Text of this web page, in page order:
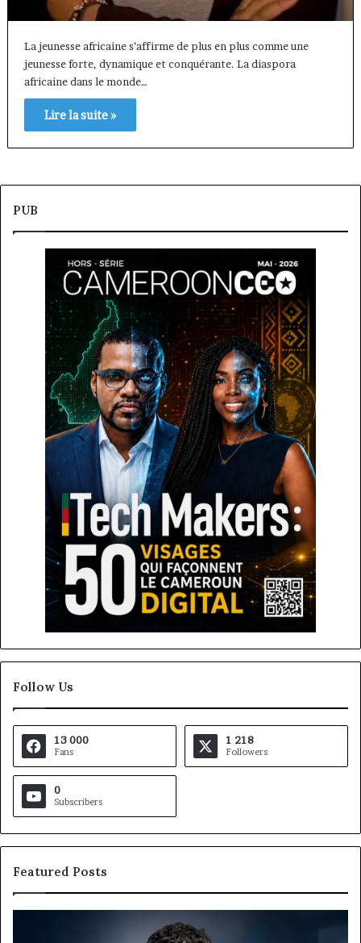
La jeunesse africaine s’affirme de plus en plus comme une
jeunesse forte, dynamique et conquérante. La diaspora
africaine dans le monde…
Lire la suite »
PUB
Follow Us
13 000
Fans
1 218
Followers
0
Subscribers
Featured Posts